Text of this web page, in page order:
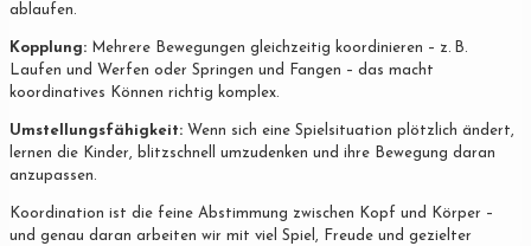
ablaufen.
Kopplung: Mehrere Bewegungen gleichzeitig koordinieren – z. B.
Laufen und Werfen oder Springen und Fangen – das macht
koordinatives Können richtig komplex.
Umstellungsfähigkeit: Wenn sich eine Spielsituation plötzlich ändert,
lernen die Kinder, blitzschnell umzudenken und ihre Bewegung daran
anzupassen.
Koordination ist die feine Abstimmung zwischen Kopf und Körper –
und genau daran arbeiten wir mit viel Spiel, Freude und gezielter